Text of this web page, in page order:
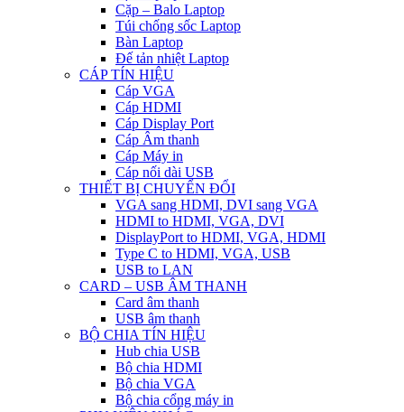
Cặp – Balo Laptop
Túi chống sốc Laptop
Bàn Laptop
Đế tản nhiệt Laptop
CÁP TÍN HIỆU
Cáp VGA
Cáp HDMI
Cáp Display Port
Cáp Âm thanh
Cáp Máy in
Cáp nối dài USB
THIẾT BỊ CHUYỂN ĐỔI
VGA sang HDMI, DVI sang VGA
HDMI to HDMI, VGA, DVI
DisplayPort to HDMI, VGA, HDMI
Type C to HDMI, VGA, USB
USB to LAN
CARD – USB ÂM THANH
Card âm thanh
USB âm thanh
BỘ CHIA TÍN HIỆU
Hub chia USB
Bộ chia HDMI
Bộ chia VGA
Bộ chia cổng máy in